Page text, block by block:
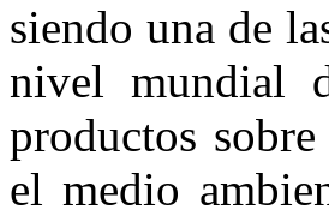
siendo una de
nivel mundial
productos
el medio